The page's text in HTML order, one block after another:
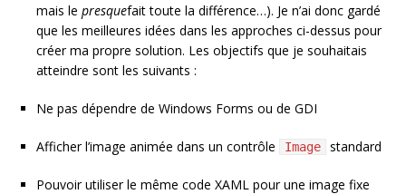
mais le presquefait toute la différence…). Je n’ai donc gardé
que les meilleures idées dans les approches ci-dessus pour
créer ma propre solution. Les objectifs que je souhaitais
atteindre sont les suivants :
Ne pas dépendre de Windows Forms ou de GDI
Afficher l’image animée dans un contrôle Image standard
Pouvoir utiliser le même code XAML pour une image fixe